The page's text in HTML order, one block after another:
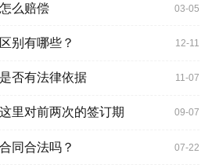
么赔偿 03-05
别有哪些？ 12-11
否有法律依据 11-07
里对前两次的签订期 09-07
同合法吗？ 07-22